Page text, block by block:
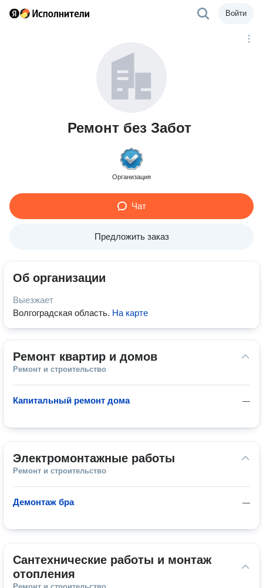
Войти
Ремонт без Забот
Организация
Чат
Предложить заказ
Об организации
Выезжает
Волгоградская область. На карте
Ремонт квартир и домов
Ремонт и строительство
—
Капитальный ремонт дома
Электромонтажные работы
Ремонт и строительство
—
Демонтаж бра
Сантехнические работы и монтаж
отопления